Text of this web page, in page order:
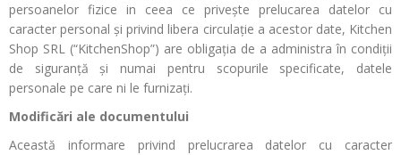
persoanelor fizice in ceea ce privește prelucarea datelor cu
caracter personal și privind libera circulație a acestor date, Kitchen
Shop SRL (“KitchenShop”) are obligaţia de a administra în condiţii
de siguranţă şi numai pentru scopurile specificate, datele
personale pe care ni le furnizaţi.
Modificări ale documentului
Această informare privind prelucrarea datelor cu caracter